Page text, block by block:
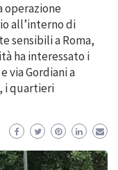
operazione
all’interno di
sensibili a Roma,
ha interessato i
via Gordiani a
i quartieri